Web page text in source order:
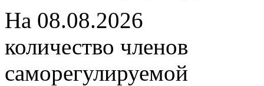
На 08.08.2026
количество членов
саморегулируемой